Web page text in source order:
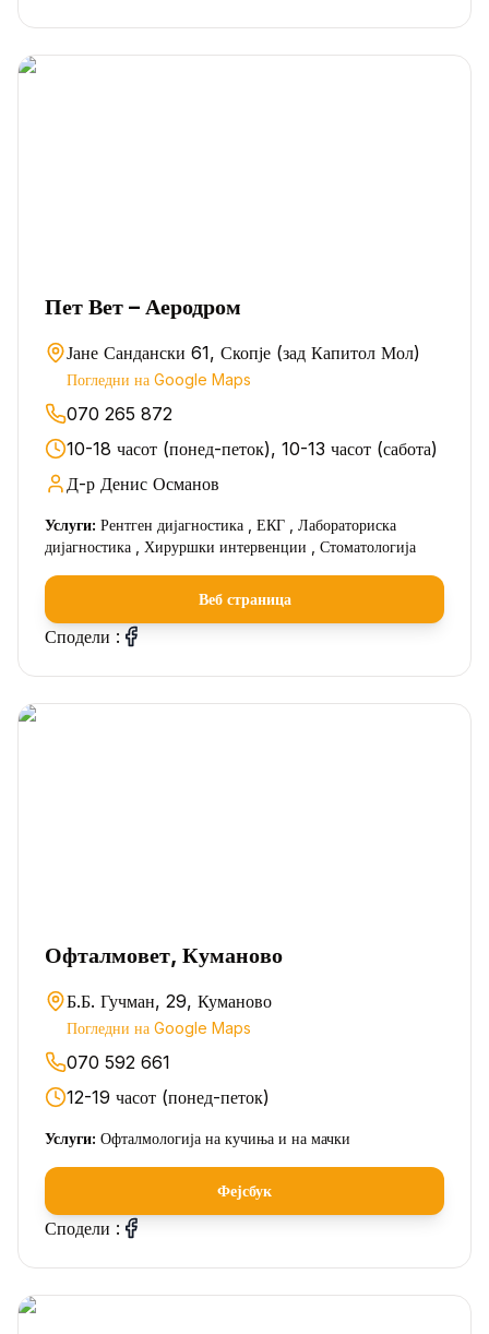
Пет Вет – Аеродром
Јане Сандански 61, Скопје (зад Капитол Мол)
Погледни на Google Maps
070 265 872
10-18 часот (понед-петок), 10-13 часот (сабота)
Д-р Денис Османов
Услуги: Рентген дијагностика , ЕКГ , Лабораториска
дијагностика , Хируршки интервенции , Стоматологија
Веб страница
Сподели :
Офталмовет, Куманово
Б.Б. Гучман, 29, Куманово
Погледни на Google Maps
070 592 661
12-19 часот (понед-петок)
Услуги: Офталмологија на кучиња и на мачки
Фејсбук
Сподели :